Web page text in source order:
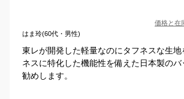
価格と在
はま玲(60代・男性)
東レが開発した軽量なのにタフネスな生地
ネスに特化した機能性を備えた日本製の
勧めします。